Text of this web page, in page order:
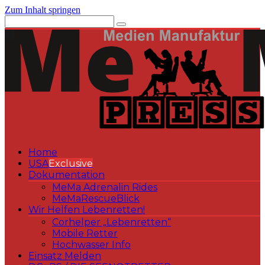
Zum Inhalt springen
Home
USAExclusive
Dokumentation
MeMa Adrenalin Rides
MeMaRescueBlick
Wir Helfen Lebenretten!
Corhelper „Lebenretten“
Mobile Retter
Hochwasser Info
Einsatz Melden